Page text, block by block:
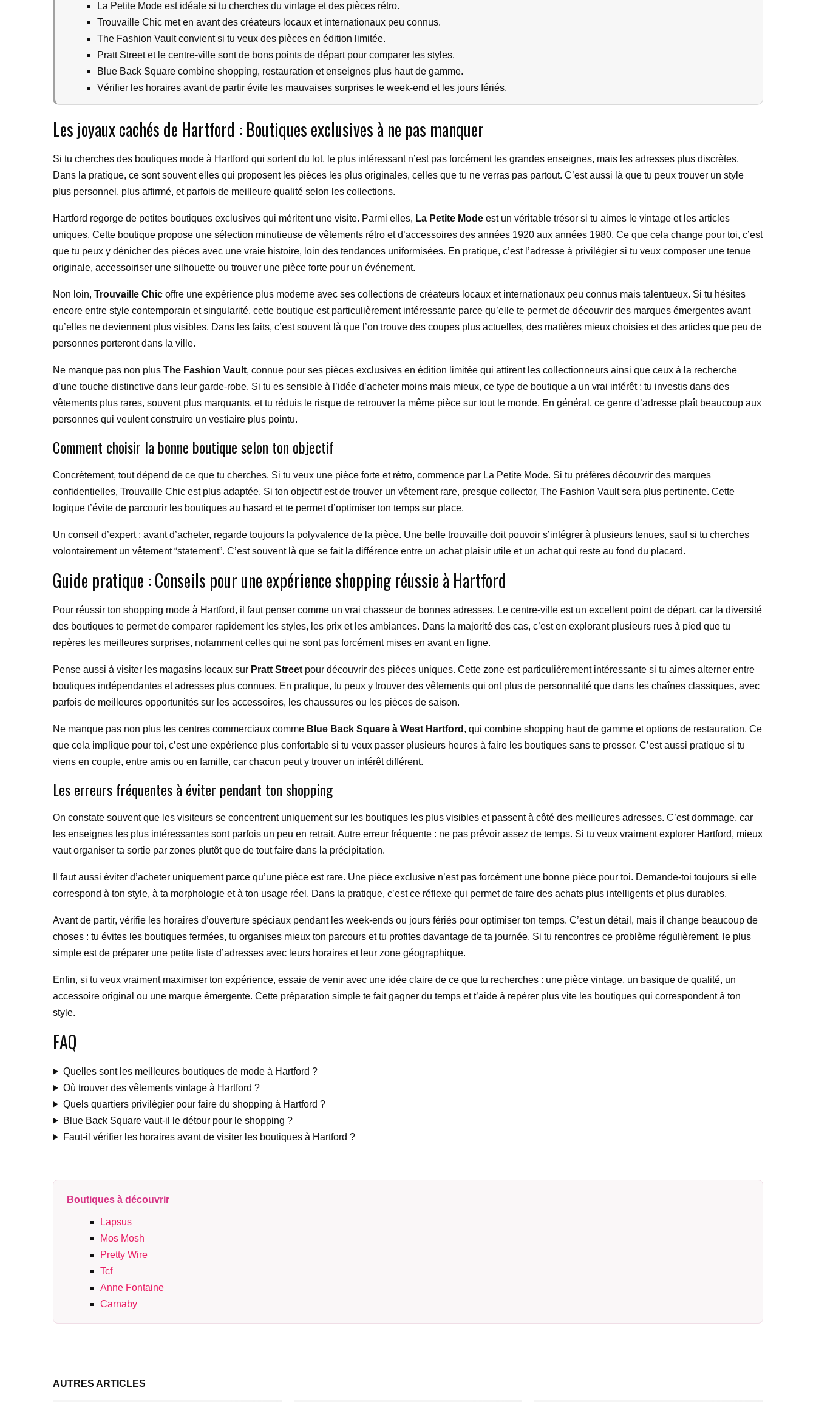
La Petite Mode est idéale si tu cherches du vintage et des pièces rétro.
Trouvaille Chic met en avant des créateurs locaux et internationaux peu connus.
The Fashion Vault convient si tu veux des pièces en édition limitée.
Pratt Street et le centre-ville sont de bons points de départ pour comparer les styles.
Blue Back Square combine shopping, restauration et enseignes plus haut de gamme.
Vérifier les horaires avant de partir évite les mauvaises surprises le week-end et les jours fériés.
Les joyaux cachés de Hartford : Boutiques exclusives à ne pas manquer
Si tu cherches des boutiques mode à Hartford qui sortent du lot, le plus intéressant n’est pas forcément les grandes enseignes, mais les adresses plus discrètes.
Dans la pratique, ce sont souvent elles qui proposent les pièces les plus originales, celles que tu ne verras pas partout. C’est aussi là que tu peux trouver un style
plus personnel, plus affirmé, et parfois de meilleure qualité selon les collections.
Hartford regorge de petites boutiques exclusives qui méritent une visite. Parmi elles, La Petite Mode est un véritable trésor si tu aimes le vintage et les articles
uniques. Cette boutique propose une sélection minutieuse de vêtements rétro et d’accessoires des années 1920 aux années 1980. Ce que cela change pour toi, c’est
que tu peux y dénicher des pièces avec une vraie histoire, loin des tendances uniformisées. En pratique, c’est l’adresse à privilégier si tu veux composer une tenue
originale, accessoiriser une silhouette ou trouver une pièce forte pour un événement.
Non loin, Trouvaille Chic offre une expérience plus moderne avec ses collections de créateurs locaux et internationaux peu connus mais talentueux. Si tu hésites
encore entre style contemporain et singularité, cette boutique est particulièrement intéressante parce qu’elle te permet de découvrir des marques émergentes avant
qu’elles ne deviennent plus visibles. Dans les faits, c’est souvent là que l’on trouve des coupes plus actuelles, des matières mieux choisies et des articles que peu de
personnes porteront dans la ville.
Ne manque pas non plus The Fashion Vault, connue pour ses pièces exclusives en édition limitée qui attirent les collectionneurs ainsi que ceux à la recherche
d’une touche distinctive dans leur garde-robe. Si tu es sensible à l’idée d’acheter moins mais mieux, ce type de boutique a un vrai intérêt : tu investis dans des
vêtements plus rares, souvent plus marquants, et tu réduis le risque de retrouver la même pièce sur tout le monde. En général, ce genre d’adresse plaît beaucoup aux
personnes qui veulent construire un vestiaire plus pointu.
Comment choisir la bonne boutique selon ton objectif
Concrètement, tout dépend de ce que tu cherches. Si tu veux une pièce forte et rétro, commence par La Petite Mode. Si tu préfères découvrir des marques
confidentielles, Trouvaille Chic est plus adaptée. Si ton objectif est de trouver un vêtement rare, presque collector, The Fashion Vault sera plus pertinente. Cette
logique t’évite de parcourir les boutiques au hasard et te permet d’optimiser ton temps sur place.
Un conseil d’expert : avant d’acheter, regarde toujours la polyvalence de la pièce. Une belle trouvaille doit pouvoir s’intégrer à plusieurs tenues, sauf si tu cherches
volontairement un vêtement “statement”. C’est souvent là que se fait la différence entre un achat plaisir utile et un achat qui reste au fond du placard.
Guide pratique : Conseils pour une expérience shopping réussie à Hartford
Pour réussir ton shopping mode à Hartford, il faut penser comme un vrai chasseur de bonnes adresses. Le centre-ville est un excellent point de départ, car la diversité
des boutiques te permet de comparer rapidement les styles, les prix et les ambiances. Dans la majorité des cas, c’est en explorant plusieurs rues à pied que tu
repères les meilleures surprises, notamment celles qui ne sont pas forcément mises en avant en ligne.
Pense aussi à visiter les magasins locaux sur Pratt Street pour découvrir des pièces uniques. Cette zone est particulièrement intéressante si tu aimes alterner entre
boutiques indépendantes et adresses plus connues. En pratique, tu peux y trouver des vêtements qui ont plus de personnalité que dans les chaînes classiques, avec
parfois de meilleures opportunités sur les accessoires, les chaussures ou les pièces de saison.
Ne manque pas non plus les centres commerciaux comme Blue Back Square à West Hartford , qui combine shopping haut de gamme et options de restauration. Ce
que cela implique pour toi, c’est une expérience plus confortable si tu veux passer plusieurs heures à faire les boutiques sans te presser. C’est aussi pratique si tu
viens en couple, entre amis ou en famille, car chacun peut y trouver un intérêt différent.
Les erreurs fréquentes à éviter pendant ton shopping
On constate souvent que les visiteurs se concentrent uniquement sur les boutiques les plus visibles et passent à côté des meilleures adresses. C’est dommage, car
les enseignes les plus intéressantes sont parfois un peu en retrait. Autre erreur fréquente : ne pas prévoir assez de temps. Si tu veux vraiment explorer Hartford, mieux
vaut organiser ta sortie par zones plutôt que de tout faire dans la précipitation.
Il faut aussi éviter d’acheter uniquement parce qu’une pièce est rare. Une pièce exclusive n’est pas forcément une bonne pièce pour toi. Demande-toi toujours si elle
correspond à ton style, à ta morphologie et à ton usage réel. Dans la pratique, c’est ce réflexe qui permet de faire des achats plus intelligents et plus durables.
Avant de partir, vérifie les horaires d’ouverture spéciaux pendant les week-ends ou jours fériés pour optimiser ton temps. C’est un détail, mais il change beaucoup de
choses : tu évites les boutiques fermées, tu organises mieux ton parcours et tu profites davantage de ta journée. Si tu rencontres ce problème régulièrement, le plus
simple est de préparer une petite liste d’adresses avec leurs horaires et leur zone géographique.
Enfin, si tu veux vraiment maximiser ton expérience, essaie de venir avec une idée claire de ce que tu recherches : une pièce vintage, un basique de qualité, un
accessoire original ou une marque émergente. Cette préparation simple te fait gagner du temps et t’aide à repérer plus vite les boutiques qui correspondent à ton
style.
FAQ
Quelles sont les meilleures boutiques de mode à Hartford ?
Où trouver des vêtements vintage à Hartford ?
Quels quartiers privilégier pour faire du shopping à Hartford ?
Blue Back Square vaut-il le détour pour le shopping ?
Faut-il vérifier les horaires avant de visiter les boutiques à Hartford ?
Boutiques à découvrir
Lapsus
Mos Mosh
Pretty Wire
Tcf
Anne Fontaine
Carnaby
AUTRES ARTICLES